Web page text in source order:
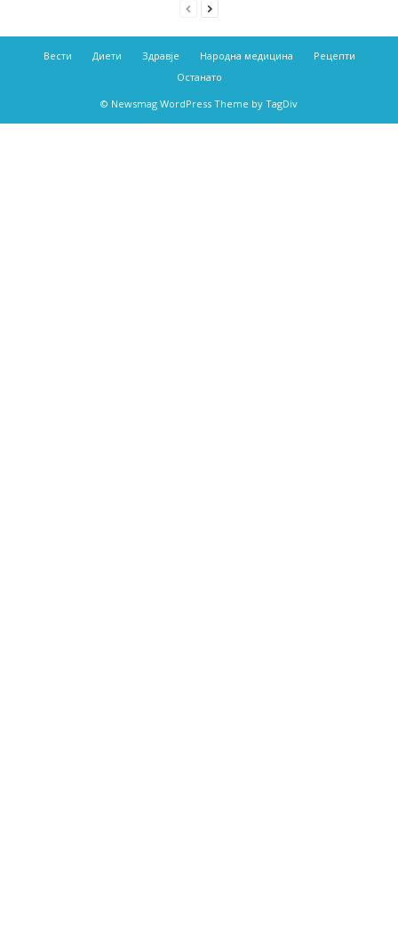
Вести Диети Здравје Народна медицина
Рецепти
Останато
© Newsmag WordPress Theme by TagDiv